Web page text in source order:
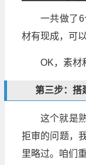
一共做了
材有现成，可
OK，素材
第三步：搭
这个就是
拒审的问题，
里略过。咱们